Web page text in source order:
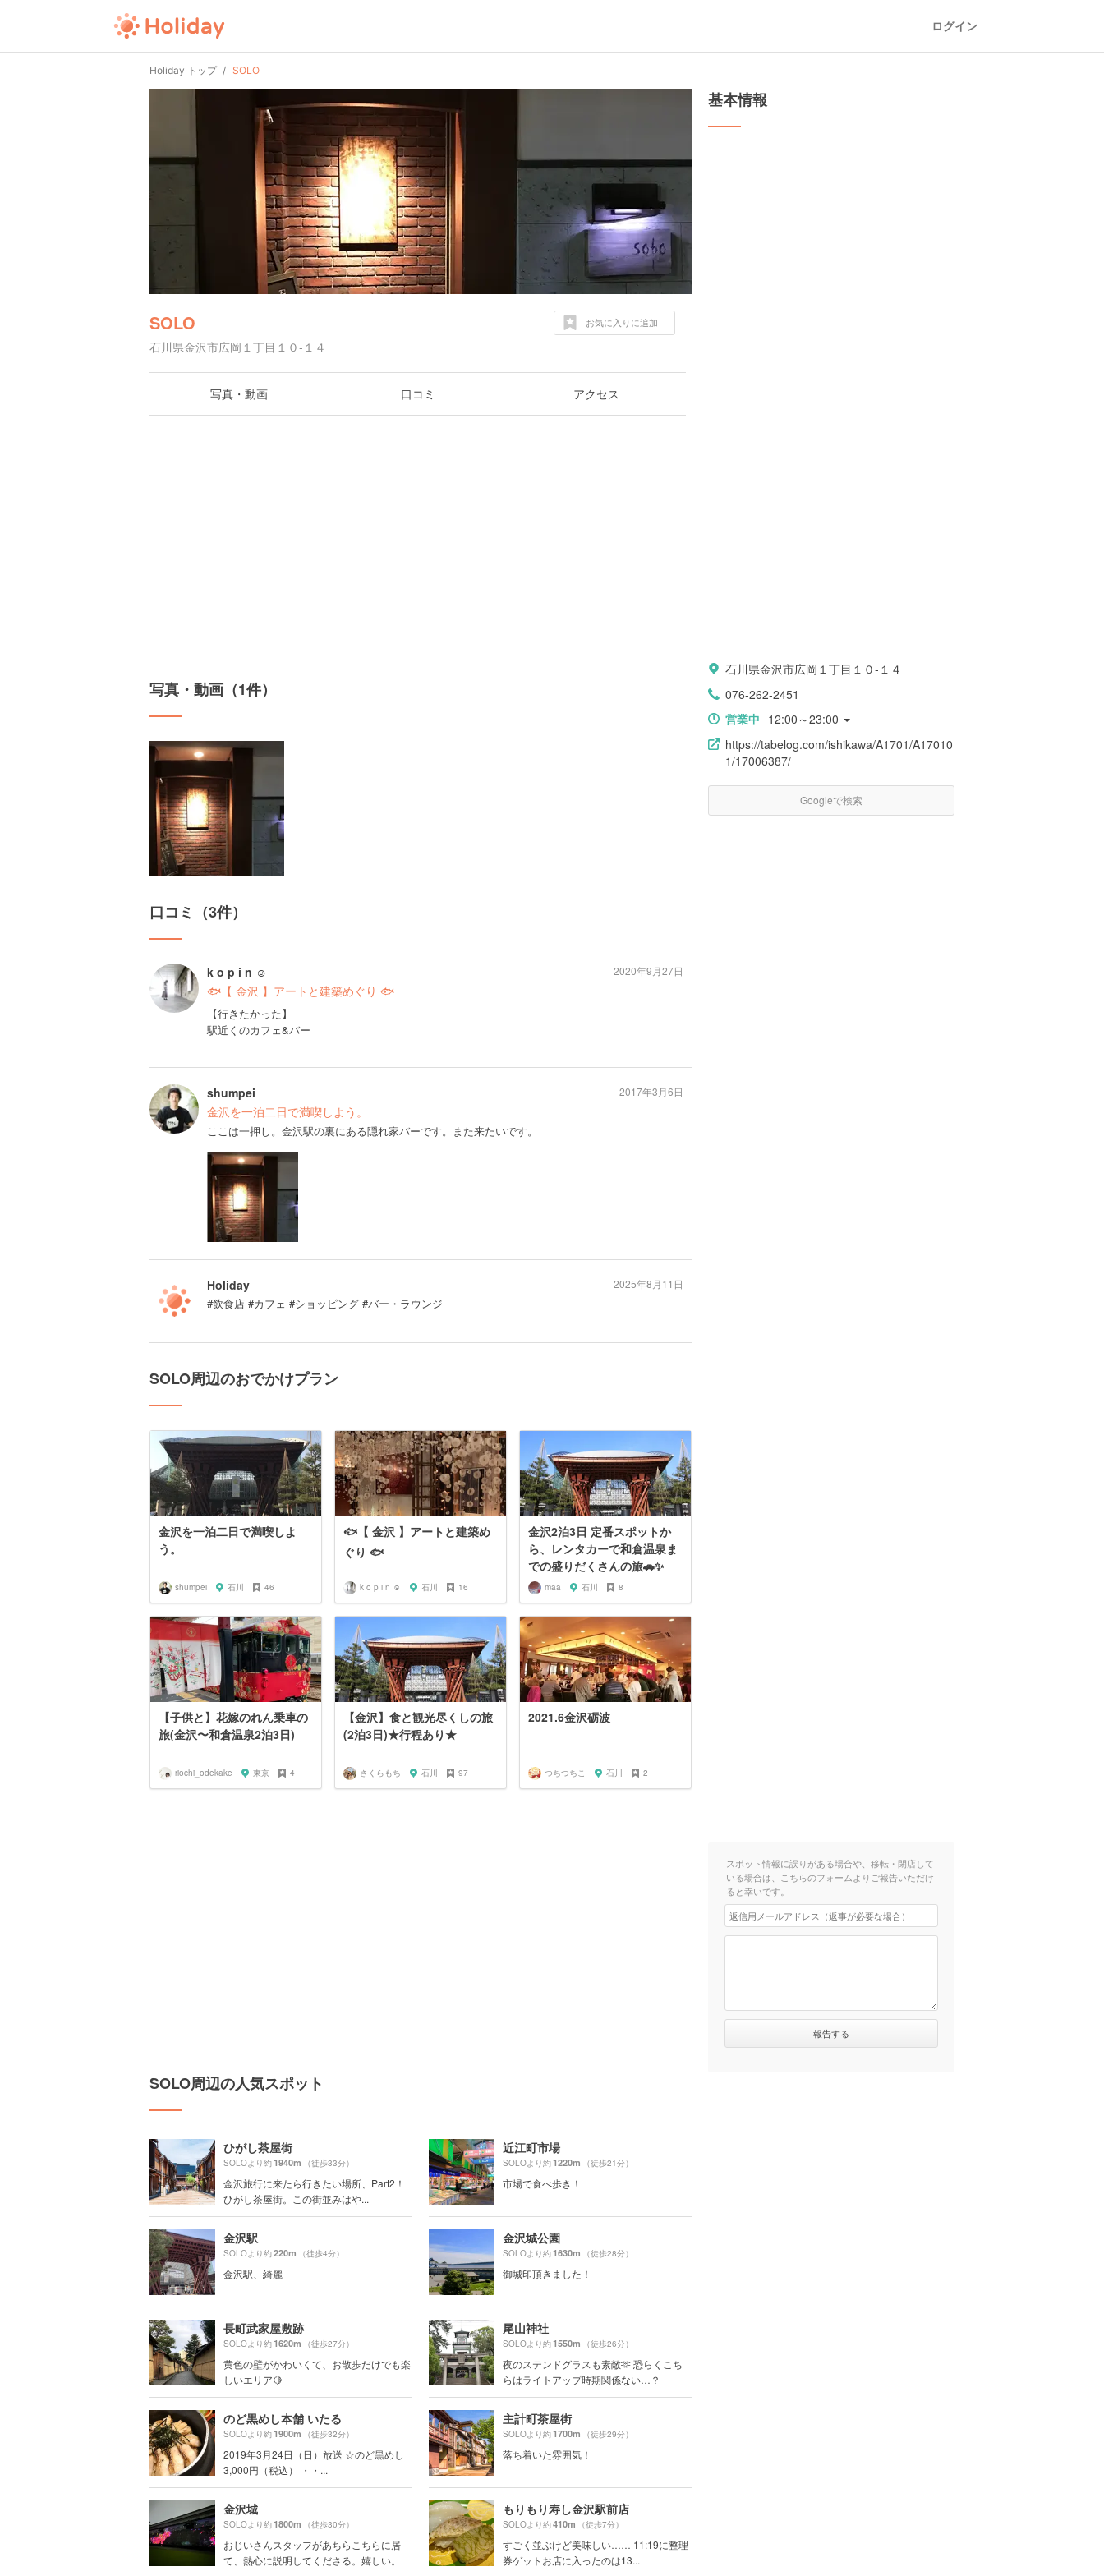
ログイン
Holiday トップ SOLO
SOLO
石川県金沢市広岡１丁目１０-１４
お気に入りに追加
写真・動画 口コミ アクセス
写真・動画（1件）
口コミ（3件）
k o p i n ☺︎
🐟【 金沢 】アートと建築めぐり 🐟
【行きたかった】
駅近くのカフェ&バー
2020年9月27日
shumpei
金沢を一泊二日で満喫しよう。
ここは一押し。金沢駅の裏にある隠れ家バーです。また来たいです。
2017年3月6日
Holiday
#飲食店 #カフェ #ショッピング #バー・ラウンジ
2025年8月11日
SOLO周辺のおでかけプラン
金沢を一泊二日で満喫しよ
う。
shumpei 石川 46
🐟【 金沢 】アートと建築め
ぐり 🐟
k o p i n ☺︎ 石川 16
金沢2泊3日 定番スポットか
ら、レンタカーで和倉温泉ま
での盛りだくさんの旅🚗✨
maa 石川 8
【子供と】花嫁のれん乗車の
旅(金沢〜和倉温泉2泊3日)
riochi_odekake 東京 4
【金沢】食と観光尽くしの旅
(2泊3日)★行程あり★
さくらもち 石川 97
2021.6金沢砺波
つちつちこ 石川 2
SOLO周辺の人気スポット
ひがし茶屋街
SOLOより約1940m （徒歩33分）
金沢旅行に来たら行きたい場所、Part2！
ひがし茶屋街。この街並みはや...
近江町市場
SOLOより約1220m （徒歩21分）
市場で食べ歩き！
金沢駅
SOLOより約220m （徒歩4分）
金沢駅、綺麗
金沢城公園
SOLOより約1630m （徒歩28分）
御城印頂きました！
長町武家屋敷跡
SOLOより約1620m （徒歩27分）
黄色の壁がかわいくて、お散歩だけでも楽
しいエリア🍋
尾山神社
SOLOより約1550m （徒歩26分）
夜のステンドグラスも素敵🫶 恐らくこち
らはライトアップ時期関係ない…？
のど黒めし本舗 いたる
SOLOより約1900m （徒歩32分）
2019年3月24日（日）放送 ☆のど黒めし
3,000円（税込） ・・...
主計町茶屋街
SOLOより約1700m （徒歩29分）
落ち着いた雰囲気！
金沢城
SOLOより約1800m （徒歩30分）
おじいさんスタッフがあちらこちらに居
て、熱心に説明してくださる。嬉しい。
もりもり寿し金沢駅前店
SOLOより約410m （徒歩7分）
すごく並ぶけど美味しい…… 11:19に整理
券ゲットお店に入ったのは13...
基本情報
石川県金沢市広岡１丁目１０-１４
076-262-2451
営業中 12:00～23:00
https://tabelog.com/ishikawa/A1701/A17010
1/17006387/
Googleで検索
スポット情報に誤りがある場合や、移転・閉店して
いる場合は、こちらのフォームよりご報告いただけ
ると幸いです。